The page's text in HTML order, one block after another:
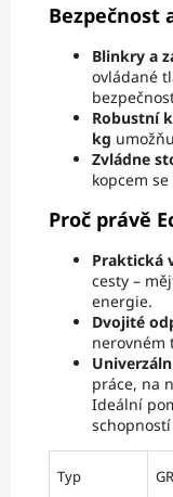
Bezpečnost
Blinkry a
ovládané
Robustní
kg
Zvládne
kopcem
Proč právě
Praktická
cesty –
energie.
Dvojité
nerovném
práce, na
Ideální
Typ